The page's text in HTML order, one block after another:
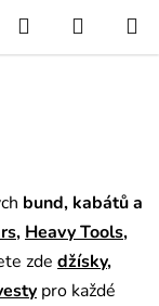
Hľadať
KOŠÍK
bund, kabátů a
, Heavy Tools,
zde džísky,
pro každé